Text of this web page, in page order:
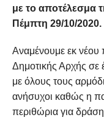
με το αποτέλεσμα
Πέμπτη 29/10/2020.
Αναμένουμε εκ
Δημοτικής Αρχής σε
με όλους τους
ανήσυχοι καθώς η
περιθώρια για